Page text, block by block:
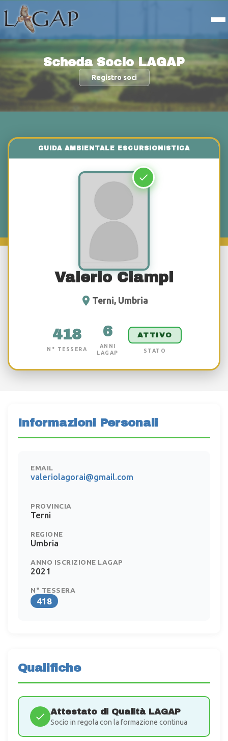
Scheda Socio LAGAP
Registro soci
Valerio Ciampi
Terni, Umbria
418
N° TESSERA
6
ANNI
LAGAP
ATTIVO
STATO
Informazioni Personali
EMAIL
valeriolagorai@gmail.com
PROVINCIA
Terni
REGIONE
Umbria
ANNO ISCRIZIONE LAGAP
2021
N° TESSERA
418
Qualifiche
Attestato di Qualità LAGAP
Socio in regola con la formazione continua